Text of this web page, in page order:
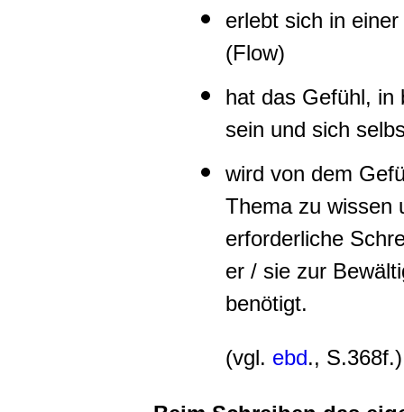
erlebt sich in
(Flow)
hat das Gefühl, in
sein und sich
wird von dem
Thema zu wissen
erforderliche
er / sie zur
benötigt.
(vgl. ebd., S.368f.)